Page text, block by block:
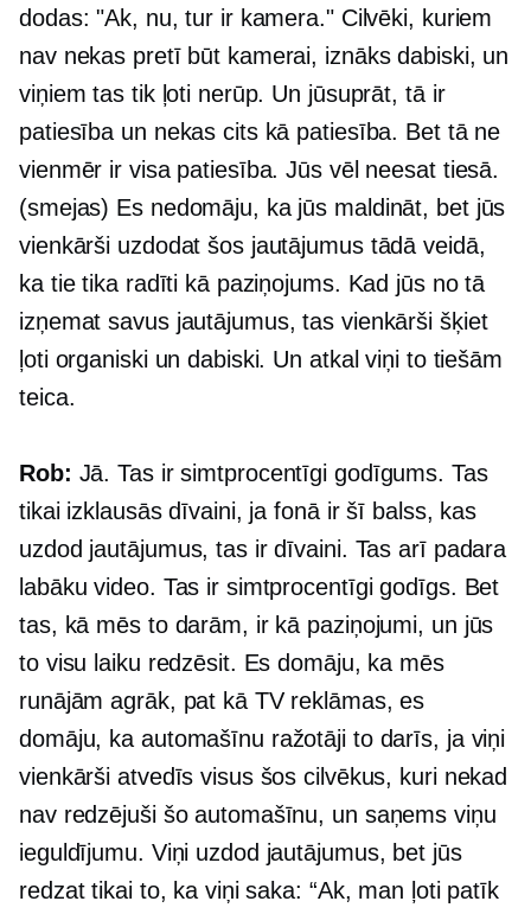
dodas: "Ak, nu, tur ir kamera." Cilvēki, kuriem
nav nekas pretī būt kamerai, iznāks dabiski, un
viņiem tas tik ļoti nerūp. Un jūsuprāt, tā ir
patiesība un nekas cits kā patiesība. Bet tā ne
vienmēr ir visa patiesība. Jūs vēl neesat tiesā.
(smejas) Es nedomāju, ka jūs maldināt, bet jūs
vienkārši uzdodat šos jautājumus tādā veidā,
ka tie tika radīti kā paziņojums. Kad jūs no tā
izņemat savus jautājumus, tas vienkārši šķiet
ļoti organiski un dabiski. Un atkal viņi to tiešām
teica.
Rob: Jā. Tas ir simtprocentīgi godīgums. Tas
tikai izklausās dīvaini, ja fonā ir šī balss, kas
uzdod jautājumus, tas ir dīvaini. Tas arī padara
labāku video. Tas ir simtprocentīgi godīgs. Bet
tas, kā mēs to darām, ir kā paziņojumi, un jūs
to visu laiku redzēsit. Es domāju, ka mēs
runājām agrāk, pat kā TV reklāmas, es
domāju, ka automašīnu ražotāji to darīs, ja viņi
vienkārši atvedīs visus šos cilvēkus, kuri nekad
nav redzējuši šo automašīnu, un saņems viņu
ieguldījumu. Viņi uzdod jautājumus, bet jūs
redzat tikai to, ka viņi saka: “Ak, man ļoti patīk